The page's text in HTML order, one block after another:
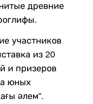
древние
участников
из 20
и призеров
юных
әлем”.